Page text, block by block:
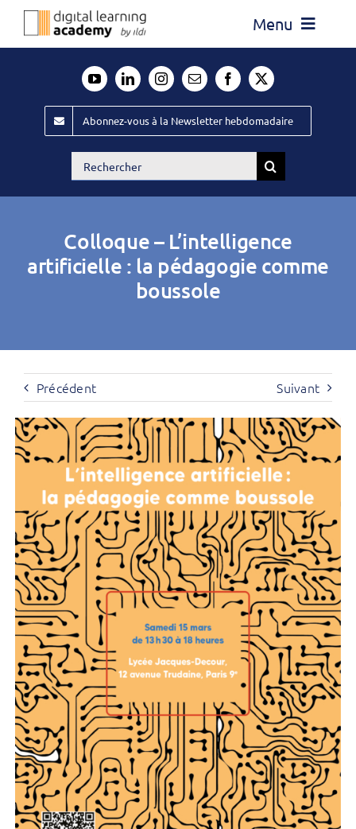
Passer
Menu
Évènements ILDI
Offres d’emploi
Abonnez-vous à la Newsletter hebdomadaire
Rechercher:
Colloque – L’intelligence
artificielle : la pédagogie comme
boussole
Précédent Suivant